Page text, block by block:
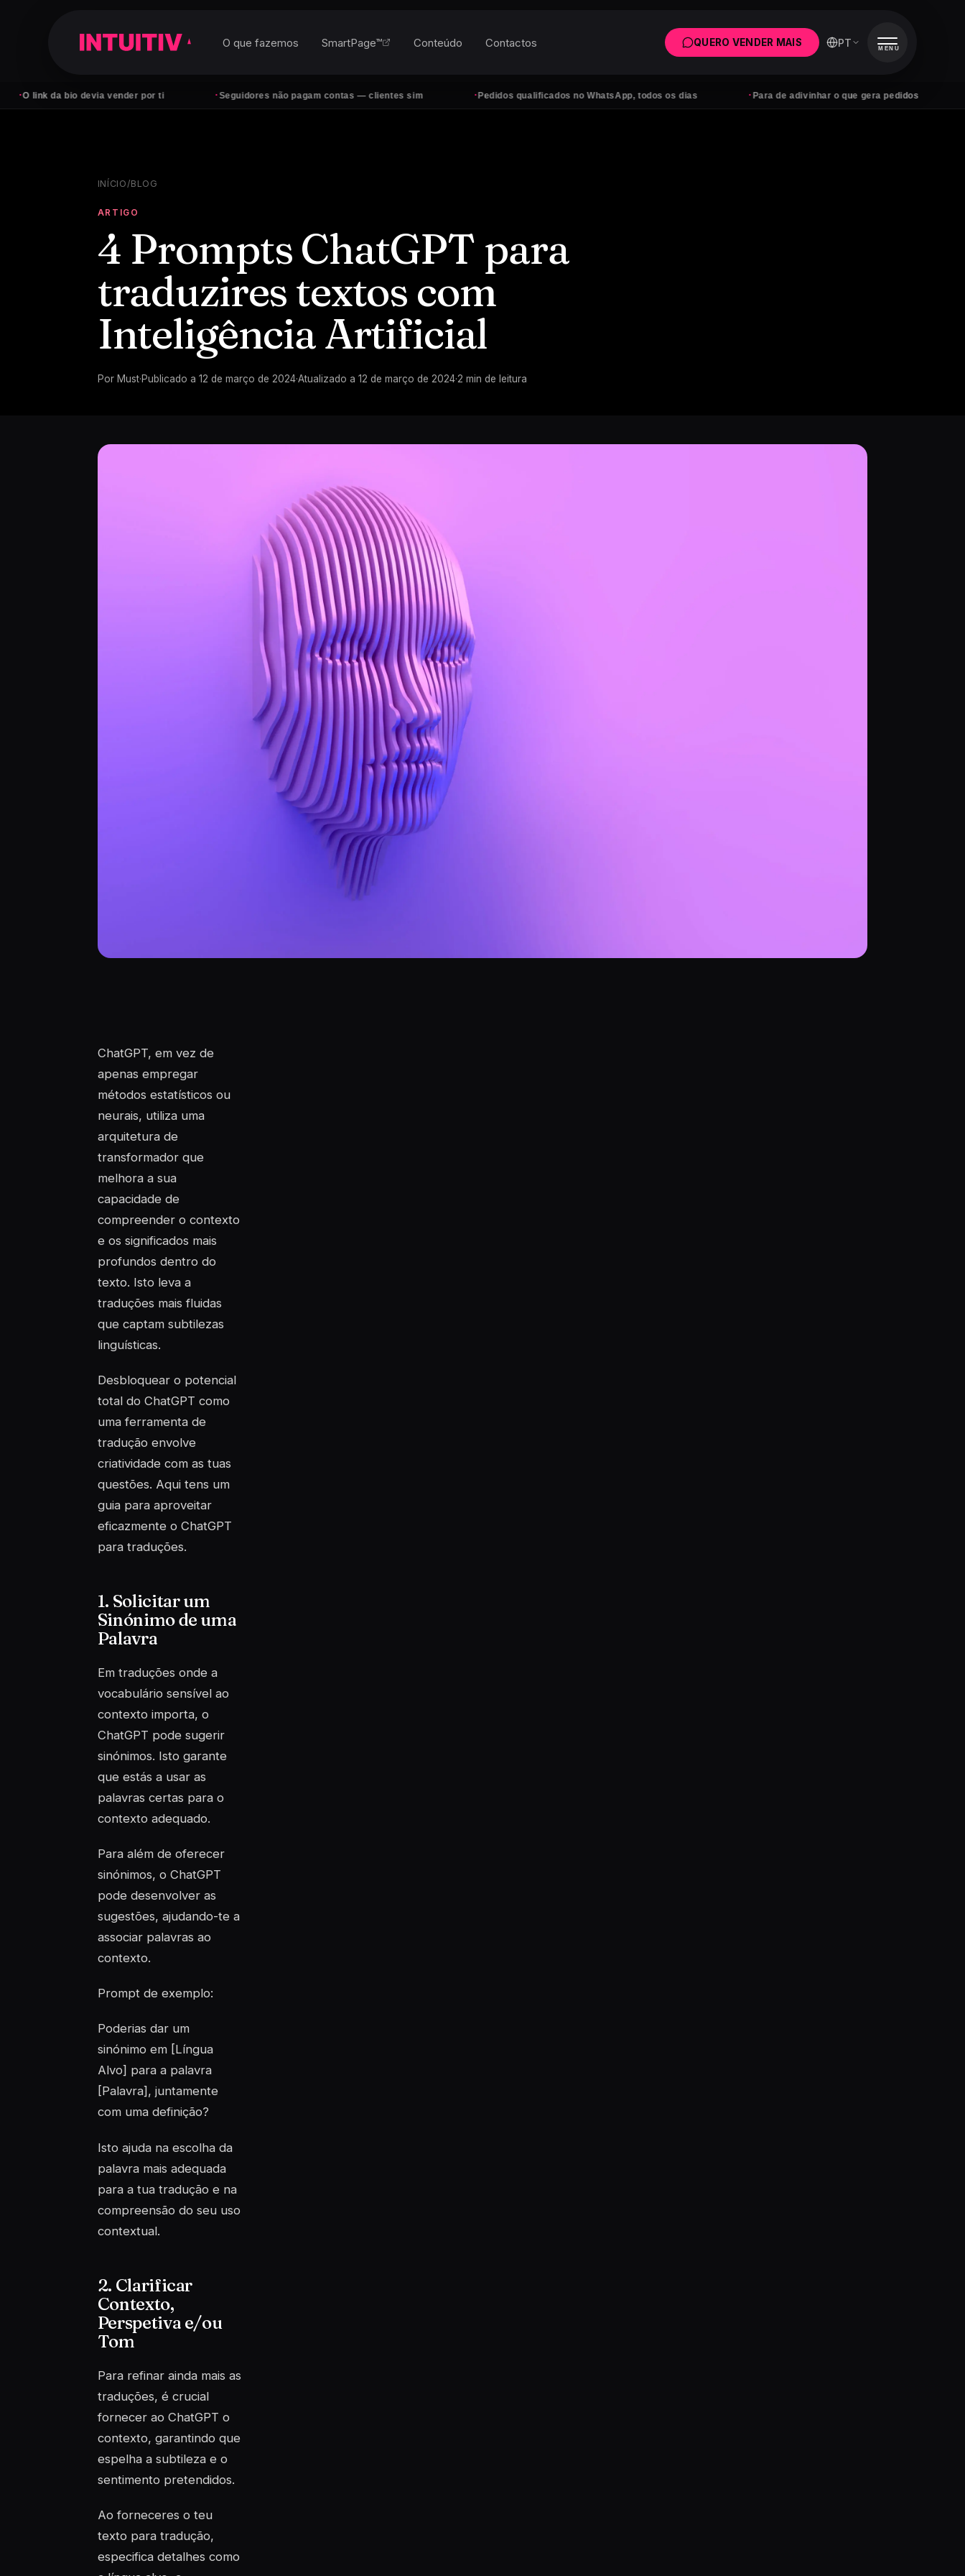
da bio devia vender por ti Seguidores não pagam contas — clientes sim Pedidos qualificados no WhatsApp, todos os dias Para de adivinhar o que gera pedidos
O que fazemos SmartPage™ Conteúdo Contactos QUERO VENDER MAIS PT MENU
INÍCIO/BLOG
ARTIGO
4 Prompts ChatGPT para
traduzires textos com
Inteligência Artificial
Por Must·Publicado a 12 de março de 2024·Atualizado a 12 de março de 2024·2 min de leitura
ChatGPT, em vez de
apenas empregar
métodos estatísticos ou
neurais, utiliza uma
arquitetura de
transformador que
melhora a sua
capacidade de
compreender o contexto
e os significados mais
profundos dentro do
texto. Isto leva a
traduções mais fluidas
que captam subtilezas
linguísticas.
Desbloquear o potencial
total do ChatGPT como
uma ferramenta de
tradução envolve
criatividade com as tuas
questões. Aqui tens um
guia para aproveitar
eficazmente o ChatGPT
para traduções.
1. Solicitar um
Sinónimo de uma
Palavra
Em traduções onde a
vocabulário sensível ao
contexto importa, o
ChatGPT pode sugerir
sinónimos. Isto garante
que estás a usar as
palavras certas para o
contexto adequado.
Para além de oferecer
sinónimos, o ChatGPT
pode desenvolver as
sugestões, ajudando-te a
associar palavras ao
contexto.
Prompt de exemplo:
Poderias dar um
sinónimo em [Língua
Alvo] para a palavra
[Palavra], juntamente
com uma definição?
Isto ajuda na escolha da
palavra mais adequada
para a tua tradução e na
compreensão do seu uso
contextual.
2. Clarificar
Contexto,
Perspetiva e/ou
Tom
Para refinar ainda mais as
traduções, é crucial
fornecer ao ChatGPT o
contexto, garantindo que
espelha a subtileza e o
sentimento pretendidos.
Ao forneceres o teu
texto para tradução,
especifica detalhes como